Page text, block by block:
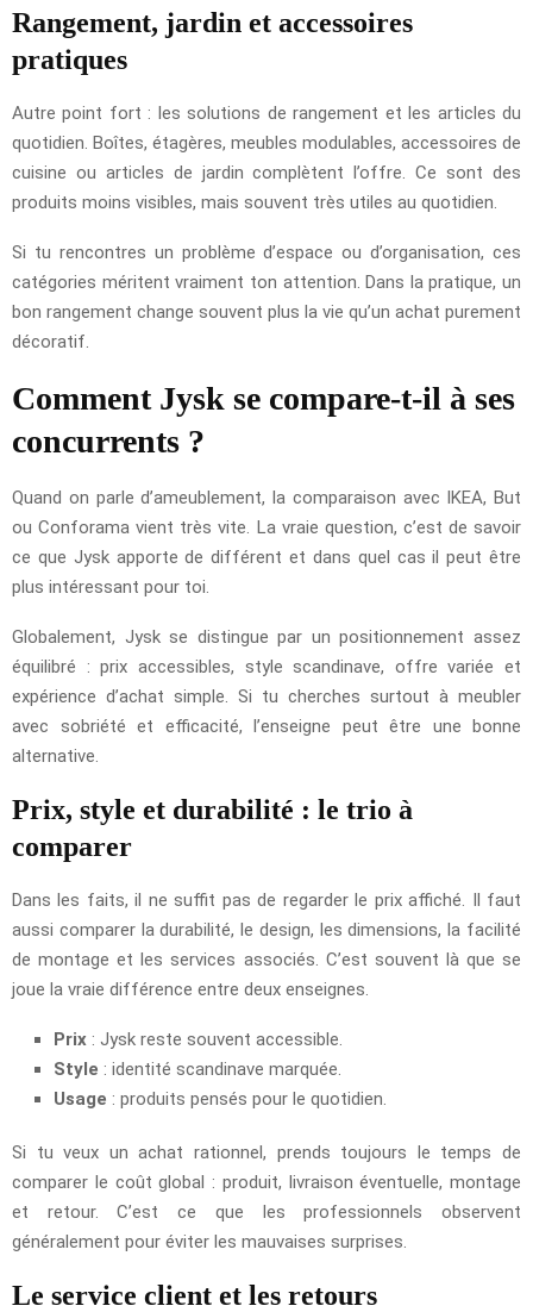
Rangement, jardin et accessoires
pratiques
Autre point fort : les solutions de rangement et les articles du
quotidien. Boîtes, étagères, meubles modulables, accessoires de
cuisine ou articles de jardin complètent l’offre. Ce sont des
produits moins visibles, mais souvent très utiles au quotidien.
Si tu rencontres un problème d’espace ou d’organisation, ces
catégories méritent vraiment ton attention. Dans la pratique, un
bon rangement change souvent plus la vie qu’un achat purement
décoratif.
Comment Jysk se compare-t-il à ses
concurrents ?
Quand on parle d’ameublement, la comparaison avec IKEA, But
ou Conforama vient très vite. La vraie question, c’est de savoir
ce que Jysk apporte de différent et dans quel cas il peut être
plus intéressant pour toi.
Globalement, Jysk se distingue par un positionnement assez
équilibré : prix accessibles, style scandinave, offre variée et
expérience d’achat simple. Si tu cherches surtout à meubler
avec sobriété et efficacité, l’enseigne peut être une bonne
alternative.
Prix, style et durabilité : le trio à
comparer
Dans les faits, il ne suffit pas de regarder le prix affiché. Il faut
aussi comparer la durabilité, le design, les dimensions, la facilité
de montage et les services associés. C’est souvent là que se
joue la vraie différence entre deux enseignes.
Prix : Jysk reste souvent accessible.
Style : identité scandinave marquée.
Usage : produits pensés pour le quotidien.
Si tu veux un achat rationnel, prends toujours le temps de
comparer le coût global : produit, livraison éventuelle, montage
et retour. C’est ce que les professionnels observent
généralement pour éviter les mauvaises surprises.
Le service client et les retours